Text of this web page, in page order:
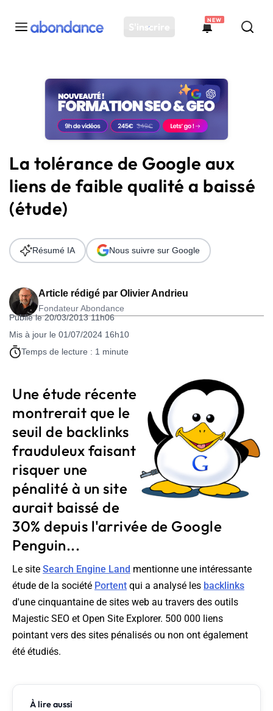
S'inscrire
NEW
Toutes les actus
Actus SEO
Plateforme
Solutions
Ressources
Audit SEO
La tolérance de Google aux
liens de faible qualité a baissé
(étude)
Article rédigé par Olivier Andrieu
Fondateur Abondance
Publié le 20/03/2013 11h06
Mis à jour le 01/07/2024 16h10
Temps de lecture : 1 minute
Résumé IA Nous suivre sur Google
Une étude récente
montrerait que le
seuil de backlinks
frauduleux faisant
risquer une
pénalité à un site
aurait baissé de
30% depuis l'arrivée de Google
Penguin...
Le site Search Engine Land mentionne une intéressante
étude de la société Portent qui a analysé les backlinks
d'une cinquantaine de sites web au travers des outils
Majestic SEO et Open Site Explorer. 500 000 liens
pointant vers des sites pénalisés ou non ont également
été étudiés.
À lire aussi